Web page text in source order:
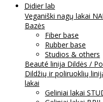
Didier lab
Veganiški nagų lakai
Bazės
Fiber base
Rubber base
Studios & others
Beauté linija Dildės /
Dildžių ir poliruoklių
lakai
Geliniai lakai